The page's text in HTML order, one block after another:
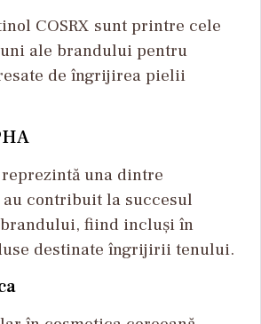
COSRX sunt printre cele
ale brandului pentru
de îngrijirea pielii
una dintre
contribuit la succesul
fiind incluși în
destinate îngrijirii tenului.